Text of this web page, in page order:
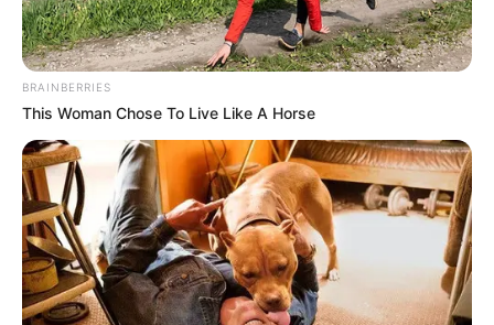
QUINTÉ PRIX ROSE OR NO
PRONOSTIC PMU 28-03-2026
BRAINBERRIES
This Woman Chose To Live Like A Horse